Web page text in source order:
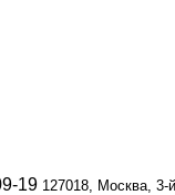
19 127018, Москва,